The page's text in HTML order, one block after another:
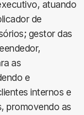
atuando
de
gestor das
as
e
internos e
promovendo as